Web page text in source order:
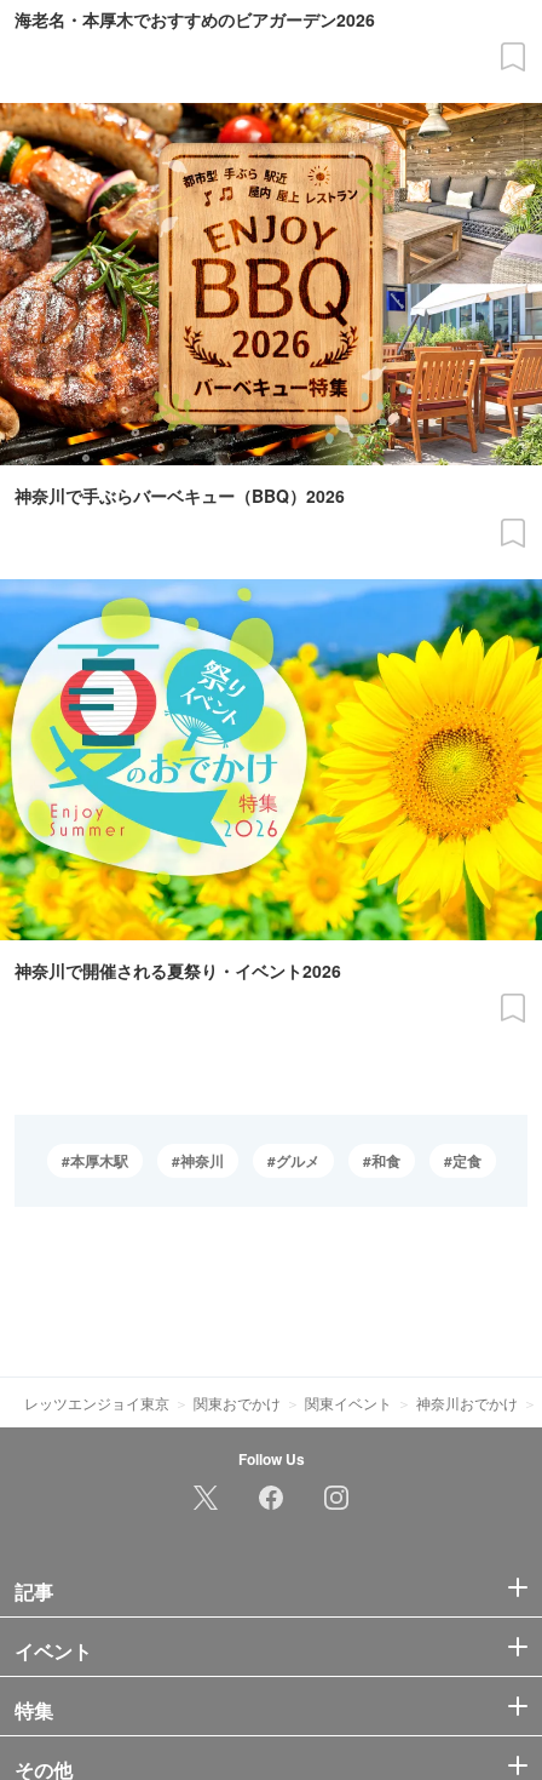
海老名・本厚木でおすすめのビアガーデン2026
神奈川で手ぶらバーベキュー（BBQ）2026
神奈川で開催される夏祭り・イベント2026
本厚木駅 神奈川 グルメ 和食 定食
レッツエンジョイ東京 関東おでかけ 関東イベント 神奈川おでかけ
Follow Us
記事
イベント
特集
その他